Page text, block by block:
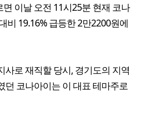
이날 오전 11시25분 현재 코나
비 19.16% 급등한 2만2200원에
사로 재직할 당시, 경기도의 지역
던 코나아이는 이 대표 테마주로